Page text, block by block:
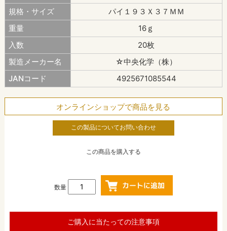
規格・サイズ
パイ１９３Ｘ３７ＭＭ
重量
16ｇ
入数
20枚
製造メーカー名
☆中央化学（株）
JANコード
4925671085544
オンラインショップで商品を見る
この製品についてお問い合わせ
この商品を購入する
数量
ご購入に当たっての注意事項